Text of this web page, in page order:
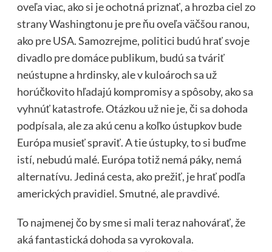
oveľa viac, ako si je ochotná priznať, a hrozba ciel zo
strany Washingtonu je pre ňu oveľa väčšou ranou,
ako pre USA. Samozrejme, politici budú hrať svoje
divadlo pre domáce publikum, budú sa tváriť
neústupne a hrdinsky, ale v kuloároch sa už
horúčkovito hľadajú kompromisy a spôsoby, ako sa
vyhnúť katastrofe. Otázkou už nie je, či sa dohoda
podpísala, ale za akú cenu a koľko ústupkov bude
Európa musieť spraviť. A tie ústupky, to si buďme
istí, nebudú malé. Európa totiž nemá páky, nemá
alternatívu. Jediná cesta, ako prežiť, je hrať podľa
amerických pravidiel. Smutné, ale pravdivé.
To najmenej čo by sme si mali teraz nahovárať, že
aká fantastická dohoda sa vyrokovala.